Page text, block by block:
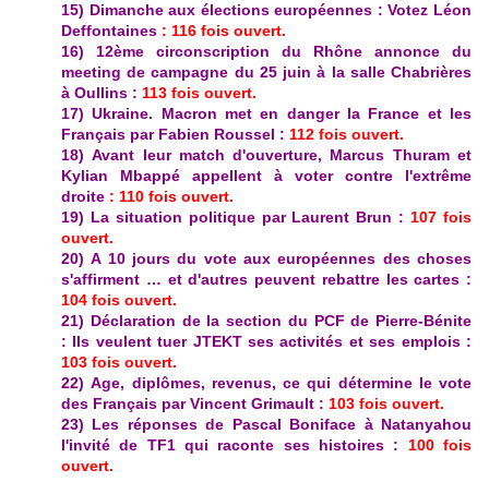
15) Dimanche aux élections européennes : Votez Léon
Deffontaines : 116 fois ouvert.
16) 12ème circonscription du Rhône annonce du
meeting de campagne du 25 juin à la salle Chabrières
à Oullins : 113 fois ouvert.
17) Ukraine. Macron met en danger la France et les
Français par Fabien Roussel : 112 fois ouvert.
18) Avant leur match d'ouverture, Marcus Thuram et
Kylian Mbappé appellent à voter contre l'extrême
droite : 110 fois ouvert.
19) La situation politique par Laurent Brun : 107 fois
ouvert.
20) A 10 jours du vote aux européennes des choses
s'affirment … et d'autres peuvent rebattre les cartes :
104 fois ouvert.
21) Déclaration de la section du PCF de Pierre-Bénite
: Ils veulent tuer JTEKT ses activités et ses emplois :
103 fois ouvert.
22) Age, diplômes, revenus, ce qui détermine le vote
des Français par Vincent Grimault : 103 fois ouvert.
23) Les réponses de Pascal Boniface à Natanyahou
l'invité de TF1 qui raconte ses histoires :
100 fois
ouvert.